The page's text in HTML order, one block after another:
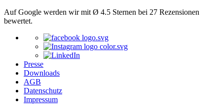
Auf Google werden wir mit Ø 4.5 Sternen bei 27 Rezensionen
bewertet.
Presse
Downloads
AGB
Datenschutz
Impressum